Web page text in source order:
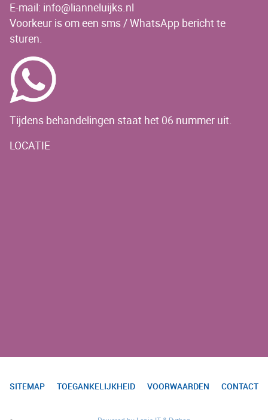
E-mail: info@lianneluijks.nl
Voorkeur is om een sms / WhatsApp bericht te
sturen.
Tijdens behandelingen staat het 06 nummer uit.
LOCATIE
SITEMAP TOEGANKELIJKHEID VOORWAARDEN CONTACT